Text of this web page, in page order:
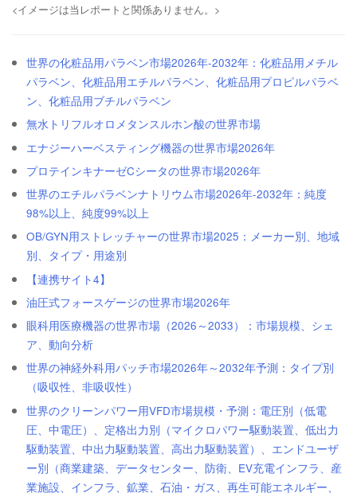
<イメージは当レポートと関係ありません。>
世界の化粧品用パラベン市場2026年-2032年：化粧品用メチル
パラベン、化粧品用エチルパラベン、化粧品用プロピルパラベ
ン、化粧品用ブチルパラベン
無水トリフルオロメタンスルホン酸の世界市場
エナジーハーベスティング機器の世界市場2026年
プロテインキナーゼCシータの世界市場2026年
世界のエチルパラベンナトリウム市場2026年-2032年：純度
98%以上、純度99%以上
OB/GYN用ストレッチャーの世界市場2025：メーカー別、地域
別、タイプ・用途別
【連携サイト4】
油圧式フォースゲージの世界市場2026年
眼科用医療機器の世界市場（2026～2033）：市場規模、シェ
ア、動向分析
世界の神経外科用パッチ市場2026年～2032年予測：タイプ別
（吸収性、非吸収性）
世界のクリーンパワー用VFD市場規模・予測：電圧別（低電
圧、中電圧）、定格出力別（マイクロパワー駆動装置、低出力
駆動装置、中出力駆動装置、高出力駆動装置）、エンドユーザ
ー別（商業建築、データセンター、防衛、EV充電インフラ、産
業施設、インフラ、鉱業、石油・ガス、再生可能エネルギー、